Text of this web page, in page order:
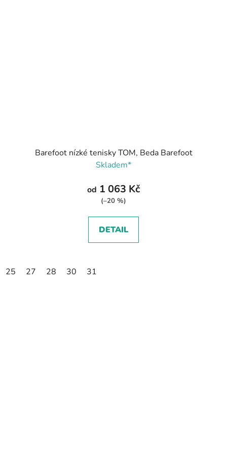
Barefoot nízké tenisky TOM, Beda Barefoot
Skladem*
od 1 063 Kč
(–20 %)
DETAIL
25 27 28 30 31